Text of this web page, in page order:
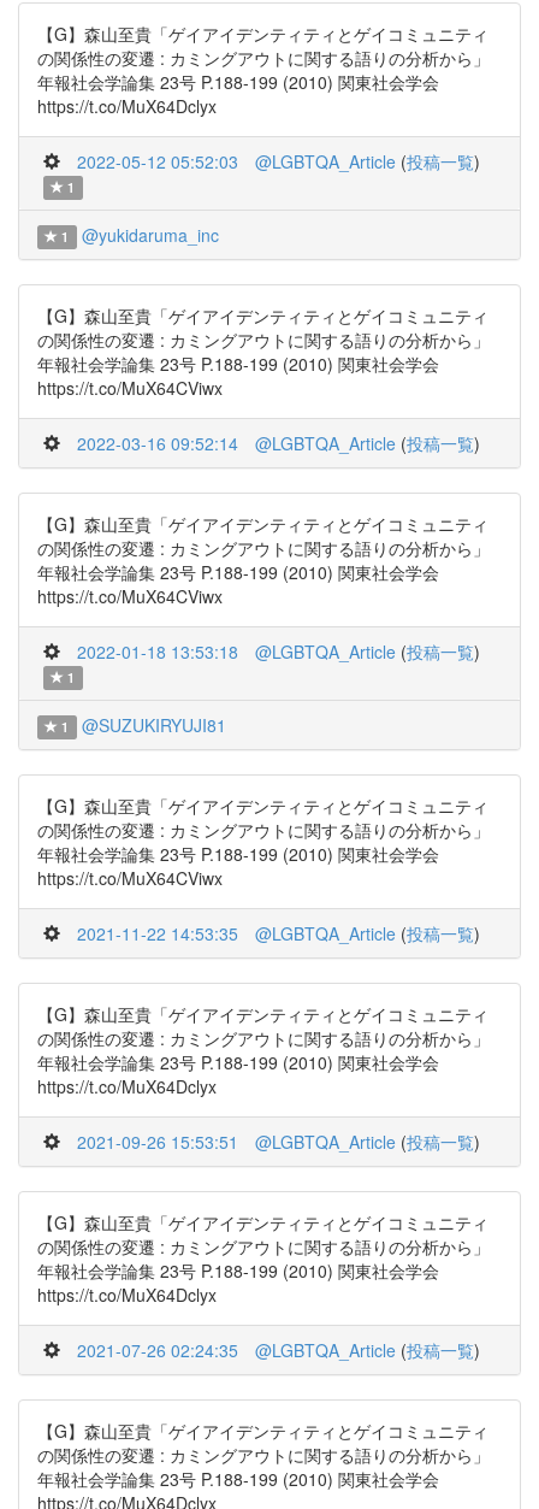
【G】森山至貴「ゲイアイデンティティとゲイコミュニティ
の関係性の変遷 : カミングアウトに関する語りの分析から」
年報社会学論集 23号 P.188-199 (2010) 関東社会学会
https://t.co/MuX64Dclyx
2022-05-12 05:52:03 @LGBTQA_Article (投稿一覧)
1
1 @yukidaruma_inc
【G】森山至貴「ゲイアイデンティティとゲイコミュニティ
の関係性の変遷 : カミングアウトに関する語りの分析から」
年報社会学論集 23号 P.188-199 (2010) 関東社会学会
https://t.co/MuX64CViwx
2022-03-16 09:52:14 @LGBTQA_Article (投稿一覧)
【G】森山至貴「ゲイアイデンティティとゲイコミュニティ
の関係性の変遷 : カミングアウトに関する語りの分析から」
年報社会学論集 23号 P.188-199 (2010) 関東社会学会
https://t.co/MuX64CViwx
2022-01-18 13:53:18 @LGBTQA_Article (投稿一覧)
1
1 @SUZUKIRYUJI81
【G】森山至貴「ゲイアイデンティティとゲイコミュニティ
の関係性の変遷 : カミングアウトに関する語りの分析から」
年報社会学論集 23号 P.188-199 (2010) 関東社会学会
https://t.co/MuX64CViwx
2021-11-22 14:53:35 @LGBTQA_Article (投稿一覧)
【G】森山至貴「ゲイアイデンティティとゲイコミュニティ
の関係性の変遷 : カミングアウトに関する語りの分析から」
年報社会学論集 23号 P.188-199 (2010) 関東社会学会
https://t.co/MuX64Dclyx
2021-09-26 15:53:51 @LGBTQA_Article (投稿一覧)
【G】森山至貴「ゲイアイデンティティとゲイコミュニティ
の関係性の変遷 : カミングアウトに関する語りの分析から」
年報社会学論集 23号 P.188-199 (2010) 関東社会学会
https://t.co/MuX64Dclyx
2021-07-26 02:24:35 @LGBTQA_Article (投稿一覧)
【G】森山至貴「ゲイアイデンティティとゲイコミュニティ
の関係性の変遷 : カミングアウトに関する語りの分析から」
年報社会学論集 23号 P.188-199 (2010) 関東社会学会
https://t.co/MuX64Dclyx